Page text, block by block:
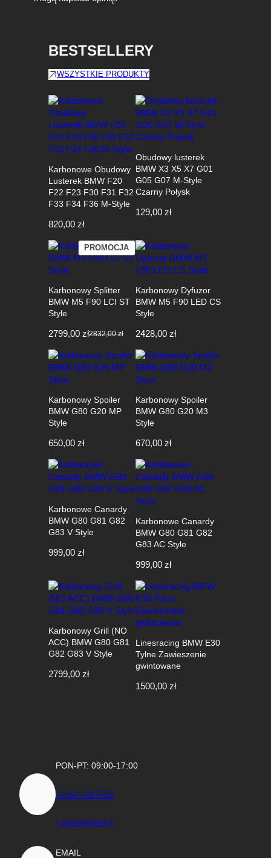
BESTSELLERY
WSZYSTKIE PRODUKTY
Karbonowe Obudowy
Lusterek BMW F20
F22 F23 F30 F31 F32
F33 F34 F36 M-Style
820,00 zł
Obudowy lusterek
BMW X3 X5 X7 G01
G05 G07 M-Style
Czarny Połysk
129,00 zł
PROMOCJAPRODUKT
W
PROMOCJI
Karbonowy Splitter
BMW M5 F90 LCI ST
Style
2832,00zł
Pierwotna
cena
wynosiła:
2832,00 zł.
2799,00 zł
Aktualna
cena
wynosi:
2799,00 zł.
Karbonowy Dyfuzor
BMW M5 F90 LED CS
Style
2428,00 zł
Karbonowy Spoiler
BMW G80 G20 MP
Style
650,00 zł
Karbonowy Spoiler
BMW G80 G20 M3
Style
670,00 zł
Karbonowe Canardy
BMW G80 G81 G82
G83 V Style
999,00 zł
Karbonowe Canardy
BMW G80 G81 G82
G83 AC Style
999,00 zł
Karbonowy Grill (NO
ACC) BMW G80 G81
G82 G83 V Style
2799,00 zł
Linesracing BMW E30
Tylne Zawieszenie
gwintowane
1500,00 zł
PON-PT: 09:00-17:00
+48574397555
+48666606267
EMAIL